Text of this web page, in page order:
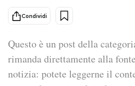
Scienza
Economia
Sport
Condividi
Questo è un post della
rimanda direttamente alla
notizia: potete leggerne il